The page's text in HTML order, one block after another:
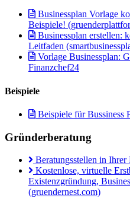
Businessplan Vorlage
Beispiele!
Businessplan erstellen:
Leitfaden
Vorlage Businessplan:
Finanzchef24
Beispiele
Beispiele für Bussiness
Gründerberatung
Beratungsstellen in
Kostenlose, virtuelle
Existenzgründung,
(gruendernest.com)